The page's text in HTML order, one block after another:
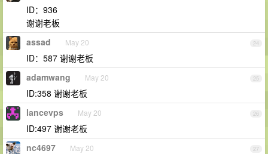
ID：936
谢谢老板
24
assad May 20
ID：587 谢谢老板
25
adamwang May 20
ID:358 谢谢老板
26
lancevps May 20
ID:497 谢谢老板
27
nc4697 May 20